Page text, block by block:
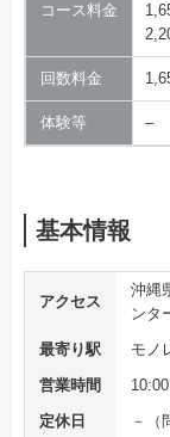
コース料金
回数料金
体験等 –
基本情報
アクセス
沖縄
ンタ
最寄り駅
モノ
営業時間
定休日
－（